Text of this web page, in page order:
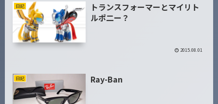
日記
トランスフォーマーとマイリト
ルポ二ー？
2015.08.01
日記 Ray-Ban